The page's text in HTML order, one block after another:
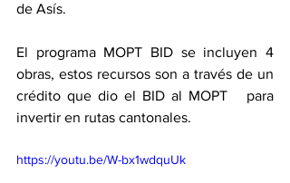
de Asís.
El programa MOPT BID se incluyen 4
obras, estos recursos son a través de un
crédito que dio el BID al MOPT   para
invertir en rutas cantonales.
https://youtu.be/W-bx1wdquUk